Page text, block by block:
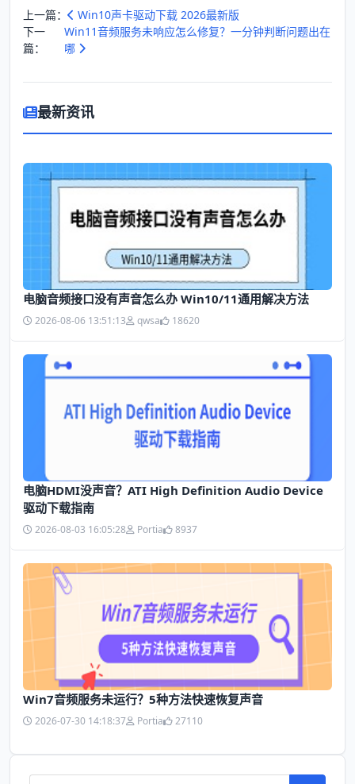
上一篇：
Win10声卡驱动下载 2026最新版
下一
篇：
Win11音频服务未响应怎么修复？一分钟判断问题出在
哪
最新资讯
电脑音频接口没有声音怎么办 Win10/11通用解决方法
2026-08-06 13:51:13 qwsa 18620
电脑HDMI没声音？ATI High Definition Audio Device
驱动下载指南
2026-08-03 16:05:28 Portia 8937
Win7音频服务未运行？5种方法快速恢复声音
2026-07-30 14:18:37 Portia 27110